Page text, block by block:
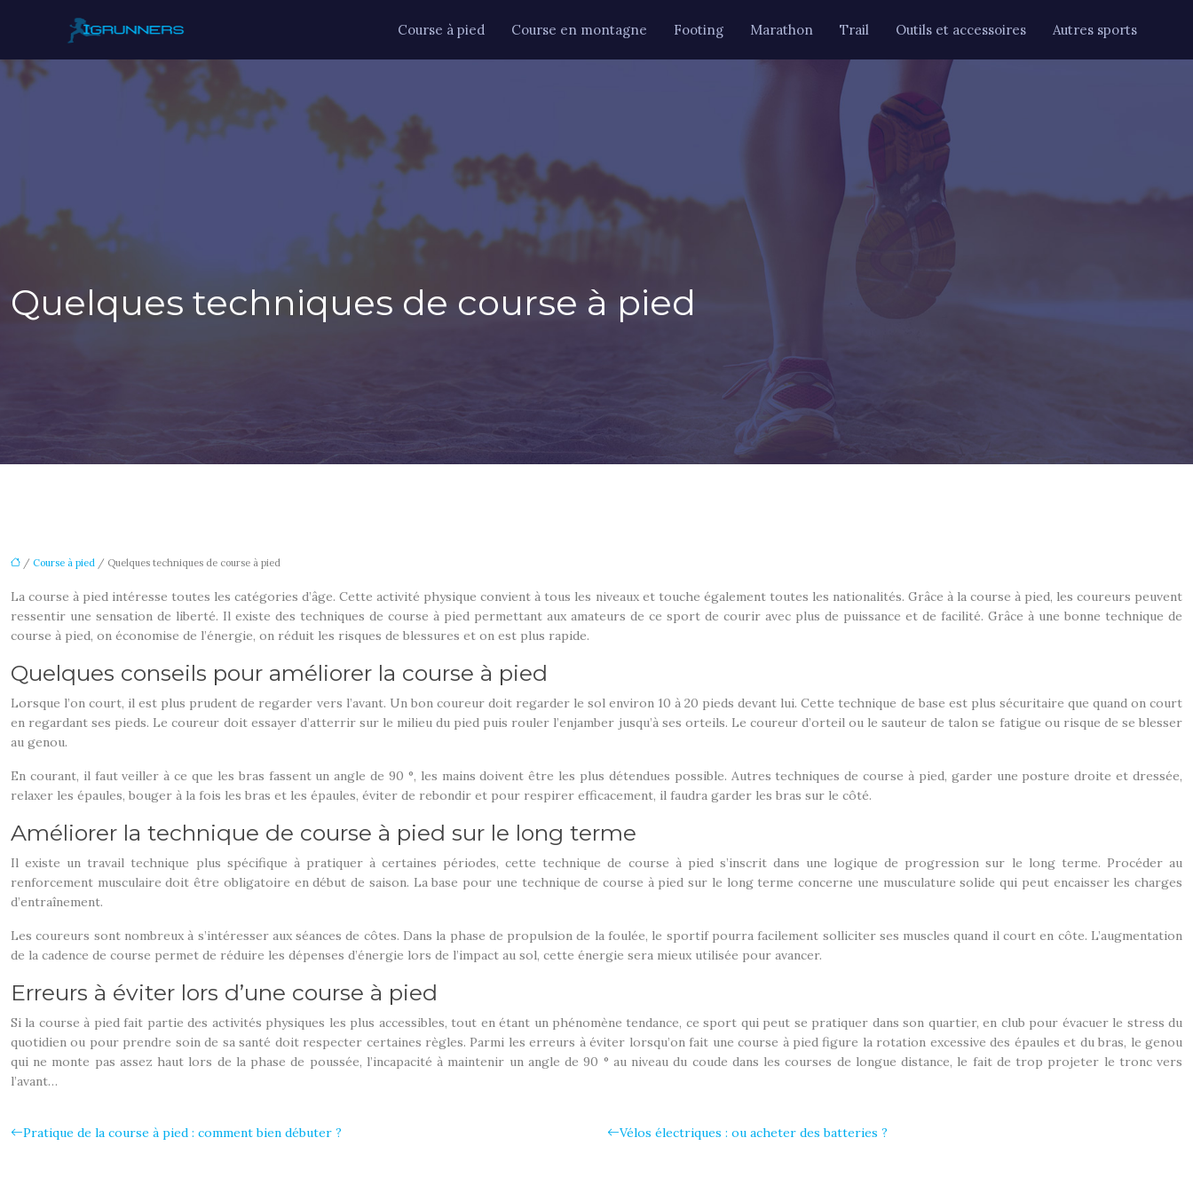
Course à pied Course en montagne Footing Marathon Trail Outils et accessoires Autres sports
Quelques techniques de course à pied
/ Course à pied / Quelques techniques de course à pied
La course à pied intéresse toutes les catégories d’âge. Cette activité physique convient à tous les niveaux et touche également toutes les nationalités. Grâce à la course à pied, les coureurs peuvent
ressentir une sensation de liberté. Il existe des techniques de course à pied permettant aux amateurs de ce sport de courir avec plus de puissance et de facilité. Grâce à une bonne technique de
course à pied, on économise de l’énergie, on réduit les risques de blessures et on est plus rapide.
Quelques conseils pour améliorer la course à pied
Lorsque l’on court, il est plus prudent de regarder vers l’avant. Un bon coureur doit regarder le sol environ 10 à 20 pieds devant lui. Cette technique de base est plus sécuritaire que quand on court
en regardant ses pieds. Le coureur doit essayer d’atterrir sur le milieu du pied puis rouler l’enjamber jusqu’à ses orteils. Le coureur d’orteil ou le sauteur de talon se fatigue ou risque de se blesser
au genou.
En courant, il faut veiller à ce que les bras fassent un angle de 90 °, les mains doivent être les plus détendues possible. Autres techniques de course à pied, garder une posture droite et dressée,
relaxer les épaules, bouger à la fois les bras et les épaules, éviter de rebondir et pour respirer efficacement, il faudra garder les bras sur le côté.
Améliorer la technique de course à pied sur le long terme
Il existe un travail technique plus spécifique à pratiquer à certaines périodes, cette technique de course à pied s’inscrit dans une logique de progression sur le long terme. Procéder au
renforcement musculaire doit être obligatoire en début de saison. La base pour une technique de course à pied sur le long terme concerne une musculature solide qui peut encaisser les charges
d’entraînement.
Les coureurs sont nombreux à s’intéresser aux séances de côtes. Dans la phase de propulsion de la foulée, le sportif pourra facilement solliciter ses muscles quand il court en côte. L’augmentation
de la cadence de course permet de réduire les dépenses d’énergie lors de l’impact au sol, cette énergie sera mieux utilisée pour avancer.
Erreurs à éviter lors d’une course à pied
Si la course à pied fait partie des activités physiques les plus accessibles, tout en étant un phénomène tendance, ce sport qui peut se pratiquer dans son quartier, en club pour évacuer le stress du
quotidien ou pour prendre soin de sa santé doit respecter certaines règles. Parmi les erreurs à éviter lorsqu’on fait une course à pied figure la rotation excessive des épaules et du bras, le genou
qui ne monte pas assez haut lors de la phase de poussée, l’incapacité à maintenir un angle de 90 ° au niveau du coude dans les courses de longue distance, le fait de trop projeter le tronc vers
l’avant…
Pratique de la course à pied : comment bien débuter ? Vélos électriques : ou acheter des batteries ?